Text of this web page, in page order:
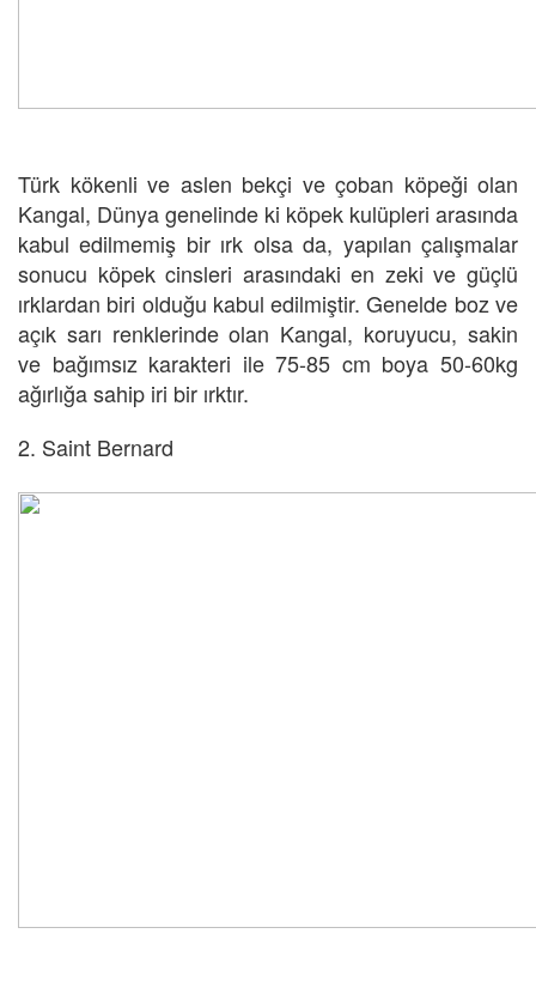
Türk kökenli ve aslen bekçi ve çoban köpeği olan
Kangal, Dünya genelinde ki köpek kulüpleri arasında
kabul edilmemiş bir ırk olsa da, yapılan çalışmalar
sonucu köpek cinsleri arasındaki en zeki ve güçlü
ırklardan biri olduğu kabul edilmiştir. Genelde boz ve
açık sarı renklerinde olan Kangal, koruyucu, sakin
ve bağımsız karakteri ile 75-85 cm boya 50-60kg
ağırlığa sahip iri bir ırktır.
2. Saint Bernard